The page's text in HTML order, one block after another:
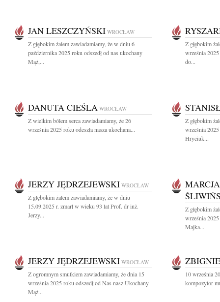
JAN LESZCZYŃSKI WROCŁAW
Z głębokim żalem zawiadamiamy, że w dniu 6
października 2025 roku odszedł od nas ukochany
Mąż,...
Z głębokim
września
do...
DANUTA CIEŚLA WROCŁAW
Z wielkim bólem serca zawiadamiamy, że 26
września 2025 roku odeszła nasza ukochana...
Z głębokim
września 2025
Hryciuk...
JERZY JĘDRZEJEWSKI WROCŁAW
Z głębokim żalem zawiadamiamy, że w dniu
15.09.2025 r. zmarł w wieku 93 lat Prof. dr inż.
Jerzy...
Z głębokim
września
Majka...
JERZY JĘDRZEJEWSKI WROCŁAW
Z ogromnym smutkiem zawiadamiamy, że dnia 15
września 2025 roku odszedł od Nas nasz Ukochany
Mąż...
10 września
kompozytor